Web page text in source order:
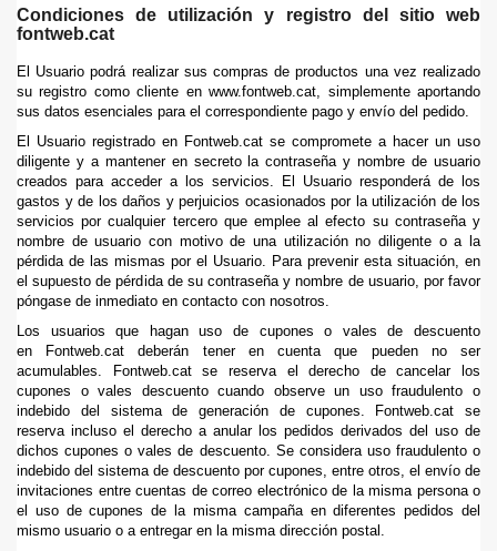
Condiciones de utilización y registro del sitio web
fontweb.cat
El Usuario podrá realizar sus compras de productos una vez realizado
su registro como cliente en www.fontweb.cat, simplemente aportando
sus datos esenciales para el correspondiente pago y envío del pedido.
El Usuario registrado en Fontweb.cat se compromete a hacer un uso
diligente y a mantener en secreto la contraseña y nombre de usuario
creados para acceder a los servicios. El Usuario responderá de los
gastos y de los daños y perjuicios ocasionados por la utilización de los
servicios por cualquier tercero que emplee al efecto su contraseña y
nombre de usuario con motivo de una utilización no diligente o a la
pérdida de las mismas por el Usuario. Para prevenir esta situación, en
el supuesto de pérdida de su contraseña y nombre de usuario, por favor
póngase de inmediato en contacto con nosotros.
Los usuarios que hagan uso de cupones o vales de descuento
en Fontweb.cat deberán tener en cuenta que pueden no ser
acumulables. Fontweb.cat se reserva el derecho de cancelar los
cupones o vales descuento cuando observe un uso fraudulento o
indebido del sistema de generación de cupones. Fontweb.cat se
reserva incluso el derecho a anular los pedidos derivados del uso de
dichos cupones o vales de descuento. Se considera uso fraudulento o
indebido del sistema de descuento por cupones, entre otros, el envío de
invitaciones entre cuentas de correo electrónico de la misma persona o
el uso de cupones de la misma campaña en diferentes pedidos del
mismo usuario o a entregar en la misma dirección postal.